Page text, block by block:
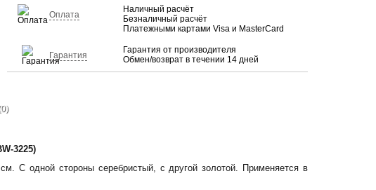
Оплата
Наличный расчёт
Безналичный расчёт
Платежными картами Visa и MasterCard
Гарантия
Гарантия от производителя
Обмен/возврат в течении 14 дней
3225)
С одной стороны серебристый, с другой золотой. Применяется в